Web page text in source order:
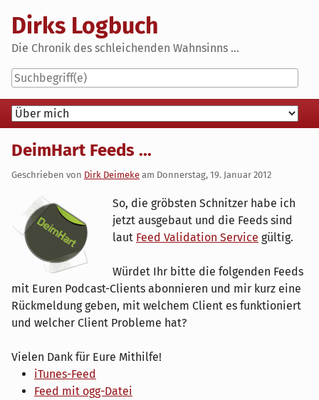
content
Dirks Logbuch
Die Chronik des schleichenden Wahnsinns ...
Navigation
DeimHart Feeds ...
Geschrieben von Dirk Deimeke am Donnerstag, 19. Januar 2012
So, die gröbsten Schnitzer habe ich
jetzt ausgebaut und die Feeds sind
laut Feed Validation Service gültig.
Würdet Ihr bitte die folgenden Feeds
mit Euren Podcast-Clients abonnieren und mir kurz eine
Rückmeldung geben, mit welchem Client es funktioniert
und welcher Client Probleme hat?
Vielen Dank für Eure Mithilfe!
iTunes-Feed
Feed mit ogg-Datei